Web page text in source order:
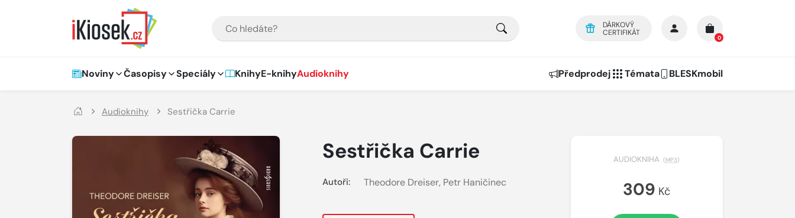
DÁRKOVÝ
CERTIFIKÁT
0
Hlavní navigace
Noviny Časopisy Speciály KnihyE-knihyAudioknihy Předprodej Témata BLESKmobil
Audioknihy Sestřička Carrie
Sestřička Carrie
Autoři: Theodore Dreiser, Petr Haničinec
AUDIOKNIHA (MP3)
309 Kč